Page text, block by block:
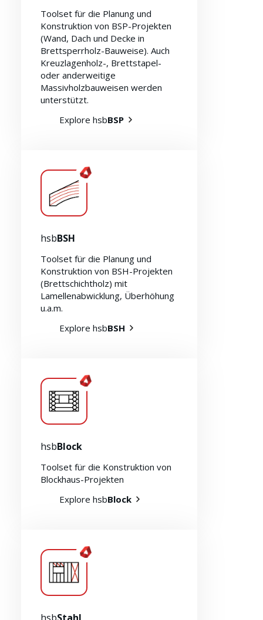
Toolset für die Planung und
Konstruktion von BSP-Projekten
(Wand, Dach und Decke in
Brettsperrholz-Bauweise). Auch
Kreuzlagenholz-, Brettstapel-
oder anderweitige
Massivholzbauweisen werden
unterstützt.
Explore hsbBSP
hsbBSH
Toolset für die Planung und
Konstruktion von BSH-Projekten
(Brettschichtholz) mit
Lamellenabwicklung, Überhöhung
u.a.m.
Explore hsbBSH
hsbBlock
Toolset für die Konstruktion von
Blockhaus-Projekten
Explore hsbBlock
hsbStahl